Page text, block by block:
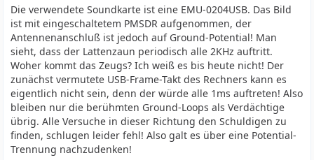
Die verwendete Soundkarte ist eine EMU-0204USB. Das Bild
ist mit eingeschaltetem PMSDR aufgenommen, der
Antennenanschluß ist jedoch auf Ground-Potential! Man
sieht, dass der Lattenzaun periodisch alle 2KHz auftritt.
Woher kommt das Zeugs? Ich weiß es bis heute nicht! Der
zunächst vermutete USB-Frame-Takt des Rechners kann es
eigentlich nicht sein, denn der würde alle 1ms auftreten! Also
bleiben nur die berühmten Ground-Loops als Verdächtige
übrig. Alle Versuche in dieser Richtung den Schuldigen zu
finden, schlugen leider fehl! Also galt es über eine Potential-
Trennung nachzudenken!